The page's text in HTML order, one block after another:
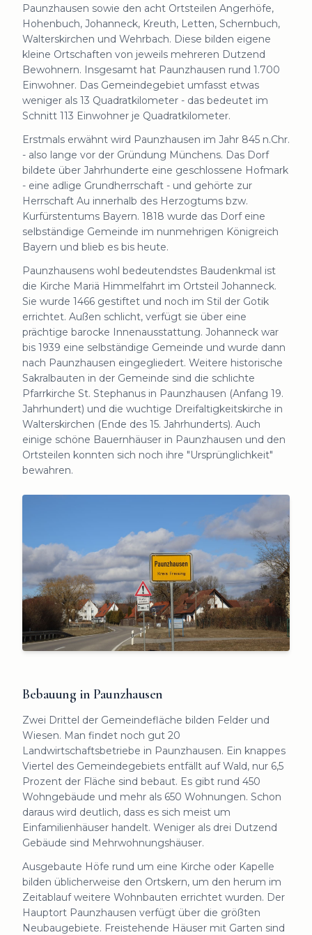
Paunzhausen sowie den acht Ortsteilen Angerhöfe,
Hohenbuch, Johanneck, Kreuth, Letten, Schernbuch,
Walterskirchen und Wehrbach. Diese bilden eigene
kleine Ortschaften von jeweils mehreren Dutzend
Bewohnern. Insgesamt hat Paunzhausen rund 1.700
Einwohner. Das Gemeindegebiet umfasst etwas
weniger als 13 Quadratkilometer - das bedeutet im
Schnitt 113 Einwohner je Quadratkilometer.
Erstmals erwähnt wird Paunzhausen im Jahr 845 n.Chr.
- also lange vor der Gründung Münchens. Das Dorf
bildete über Jahrhunderte eine geschlossene Hofmark
- eine adlige Grundherrschaft - und gehörte zur
Herrschaft Au innerhalb des Herzogtums bzw.
Kurfürstentums Bayern. 1818 wurde das Dorf eine
selbständige Gemeinde im nunmehrigen Königreich
Bayern und blieb es bis heute.
Paunzhausens wohl bedeutendstes Baudenkmal ist
die Kirche Mariä Himmelfahrt im Ortsteil Johanneck.
Sie wurde 1466 gestiftet und noch im Stil der Gotik
errichtet. Außen schlicht, verfügt sie über eine
prächtige barocke Innenausstattung. Johanneck war
bis 1939 eine selbständige Gemeinde und wurde dann
nach Paunzhausen eingegliedert. Weitere historische
Sakralbauten in der Gemeinde sind die schlichte
Pfarrkirche St. Stephanus in Paunzhausen (Anfang 19.
Jahrhundert) und die wuchtige Dreifaltigkeitskirche in
Walterskirchen (Ende des 15. Jahrhunderts). Auch
einige schöne Bauernhäuser in Paunzhausen und den
Ortsteilen konnten sich noch ihre "Ursprünglichkeit"
bewahren.
Bebauung in Paunzhausen
Zwei Drittel der Gemeindefläche bilden Felder und
Wiesen. Man findet noch gut 20
Landwirtschaftsbetriebe in Paunzhausen. Ein knappes
Viertel des Gemeindegebiets entfällt auf Wald, nur 6,5
Prozent der Fläche sind bebaut. Es gibt rund 450
Wohngebäude und mehr als 650 Wohnungen. Schon
daraus wird deutlich, dass es sich meist um
Einfamilienhäuser handelt. Weniger als drei Dutzend
Gebäude sind Mehrwohnungshäuser.
Ausgebaute Höfe rund um eine Kirche oder Kapelle
bilden üblicherweise den Ortskern, um den herum im
Zeitablauf weitere Wohnbauten errichtet wurden. Der
Hauptort Paunzhausen verfügt über die größten
Neubaugebiete. Freistehende Häuser mit Garten sind